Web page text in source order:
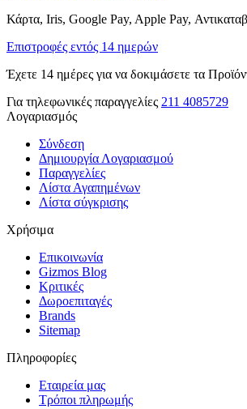
Κάρτα, Iris, Google Pay, Apple Pay,
Επιστροφές εντός 14 ημερών
Έχετε 14 ημέρες για να δοκιμάσετε τα
Για τηλεφωνικές παραγγελίες 211 4085729
Λογαριασμός
Σύνδεση
Δημιουργία Λογαριασμού
Παραγγελίες
Λίστα Αγαπημένων
Λίστα σύγκρισης
Χρήσιμα
Επικοινωνία
Gizmos Blog
Κριτικές
Δωροεπιταγές
Brands
Sitemap
Πληροφορίες
Εταιρεία μας
Τρόποι πληρωμής